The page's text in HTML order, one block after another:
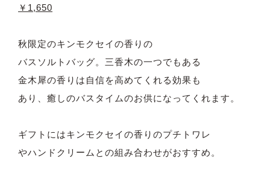
￥1,650
秋限定のキンモクセイの香りの
バスソルトバッグ。三香木の一つでもある
金木犀の香りは自信を高めてくれる効果も
あり、癒しのバスタイムのお供になってくれます。
ギフトにはキンモクセイの香りのプチトワレ
やハンドクリームとの組み合わせがおすすめ。